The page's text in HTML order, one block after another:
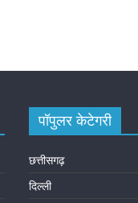
पॉपुलर केटेगरी
छत्तीसगढ़
दिल्ली